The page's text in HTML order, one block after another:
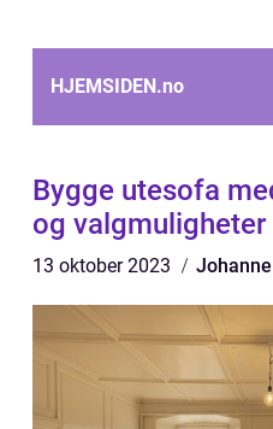
HJEMSIDEN.no
Bygge utesofa
og valgmuligheter
13 oktober 2023